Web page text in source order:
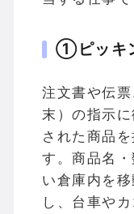
①ピッキ
注文書や伝
末）の指示
された商品
す。商品名
い倉庫内を
し、台車や